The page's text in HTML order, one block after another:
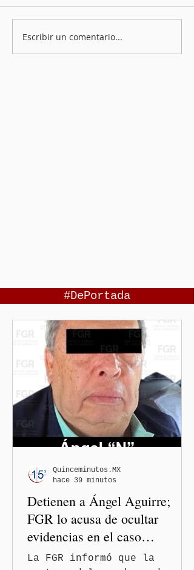
Escribir un comentario...
#DePortada
Detienen a Ángel Aguirre;
FGR lo acusa de ocultar
evidencias en el caso
Ayotzinapa
La FGR informó que la
Quinceminutos.MX
hace 39 minutos